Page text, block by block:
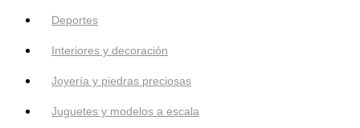
Deportes
Interiores y decoración
Joyería y piedras preciosas
Juguetes y modelos a escala